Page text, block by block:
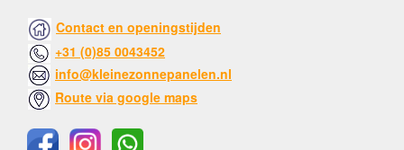
Contact en openingstijden
+31 (0)85 0043452
info@kleinezonnepanelen.nl
Route via google maps